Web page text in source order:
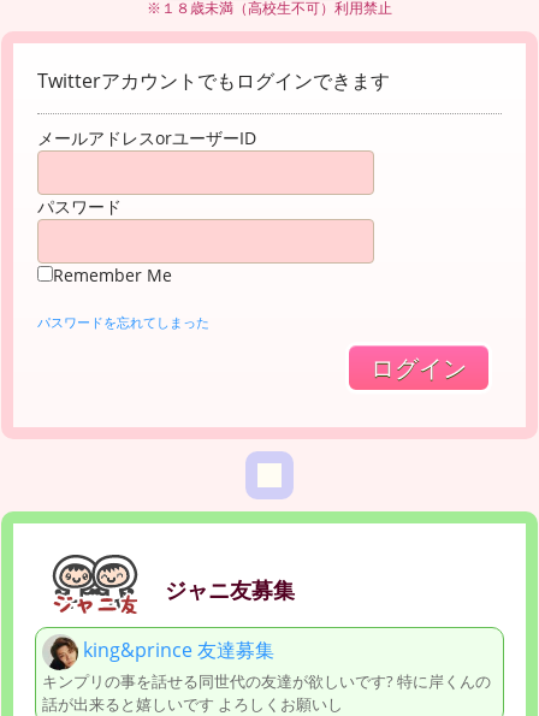
※１８歳未満（高校生不可）利用禁止
Twitterアカウントでもログインできます
メールアドレスorユーザーID
パスワード
Remember Me
パスワードを忘れてしまった
ジャニ友募集
king&prince 友達募集
キンプリの事を話せる同世代の友達が欲しいです? 特に岸くんの
話が出来ると嬉しいです よろしくお願いし